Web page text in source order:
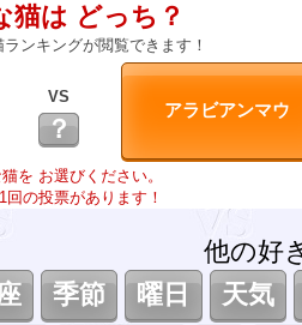
猫は どっち？
ンキングが閲覧できます！
VS
？
を お選びください。
回の投票があります！
他の好
季節 曜日
天気